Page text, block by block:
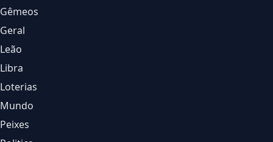
Gêmeos
Geral
Leão
Libra
Loterias
Mundo
Peixes